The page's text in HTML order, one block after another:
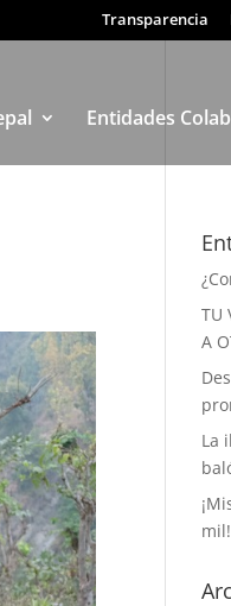
Transparencia
Entidades
TU
A
La
mil!